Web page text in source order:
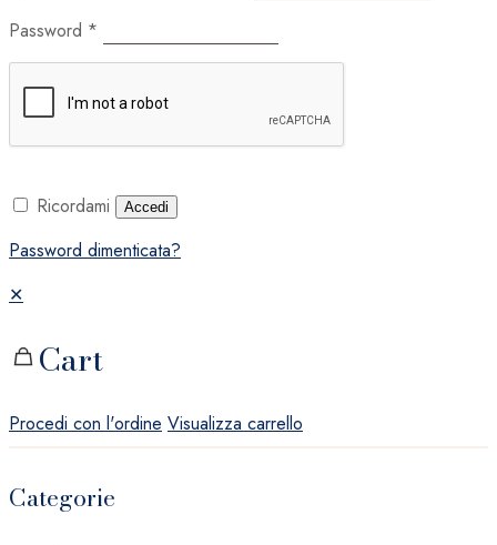
Password *
Ricordami Accedi
Password dimenticata?
✕
Cart
Procedi con l'ordine Visualizza carrello
Categorie